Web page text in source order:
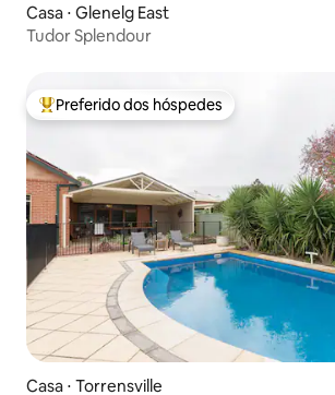
Casa ⋅ Glenelg East
Tudor Splendour
Entre os melhores preferidos dos hóspedes
Preferido dos hóspedes
Casa ⋅ Torrensville